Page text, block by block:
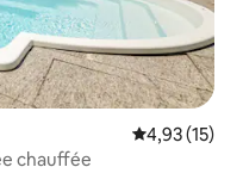
Évaluation
4,93 (15)
chauffée